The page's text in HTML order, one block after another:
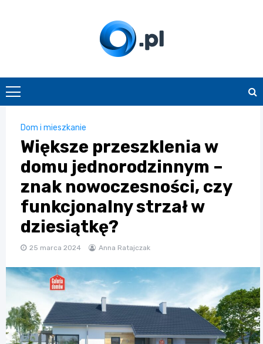
O.pl
Dom i mieszkanie
Większe przeszklenia w
domu jednorodzinnym –
znak nowoczesności, czy
funkcjonalny strzał w
dziesiątkę?
25 marca 2024 Anna Ratajczak